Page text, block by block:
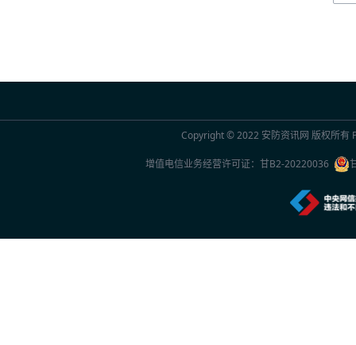
联合国官员点赞中国“人工智能+”行动：期
2026年7月20日 10:29
Copyright © 2022 安防资讯网 版权所有
增值电信业务经营许可证： 甘B2-20220036